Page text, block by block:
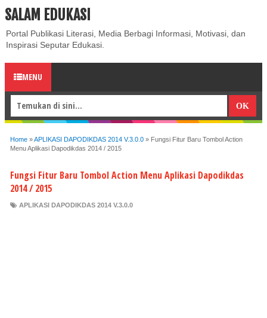
ABOUT CONTACT US
SALAM EDUKASI
Portal Publikasi Literasi, Media Berbagi Informasi, Motivasi, dan
Inspirasi Seputar Edukasi.
MENU
Home »APLIKASI DAPODIKDAS 2014 V.3.0.0 » Fungsi Fitur Baru Tombol Action
Menu Aplikasi Dapodikdas 2014 / 2015
Fungsi Fitur Baru Tombol Action Menu Aplikasi Dapodikdas
2014 / 2015
APLIKASI DAPODIKDAS 2014 V.3.0.0